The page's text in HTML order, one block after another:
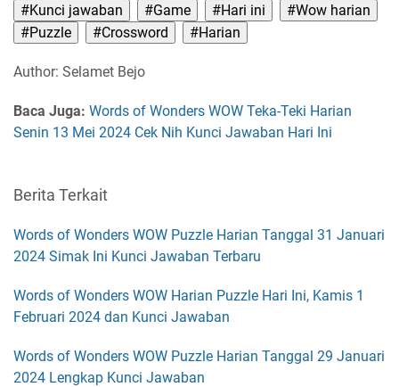
#Kunci jawaban
#Game #Hari ini
#Wow harian
#Puzzle
#Crossword #Harian
Author: Selamet Bejo
Baca Juga: Words of Wonders WOW Teka-Teki Harian
Senin 13 Mei 2024 Cek Nih Kunci Jawaban Hari Ini
Berita Terkait
Words of Wonders WOW Puzzle Harian Tanggal 31 Januari
2024 Simak Ini Kunci Jawaban Terbaru
Words of Wonders WOW Harian Puzzle Hari Ini, Kamis 1
Februari 2024 dan Kunci Jawaban
Words of Wonders WOW Puzzle Harian Tanggal 29 Januari
2024 Lengkap Kunci Jawaban